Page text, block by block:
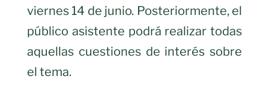
viernes 14 de junio. Posteriormente, el
público asistente podrá realizar todas
aquellas cuestiones de interés sobre
el tema.